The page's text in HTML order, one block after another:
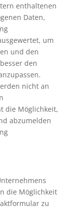
enthaltenen
Daten,
um
und den
den
nicht an
die Möglichkeit,
abzumelden
die Möglichkeit
zu